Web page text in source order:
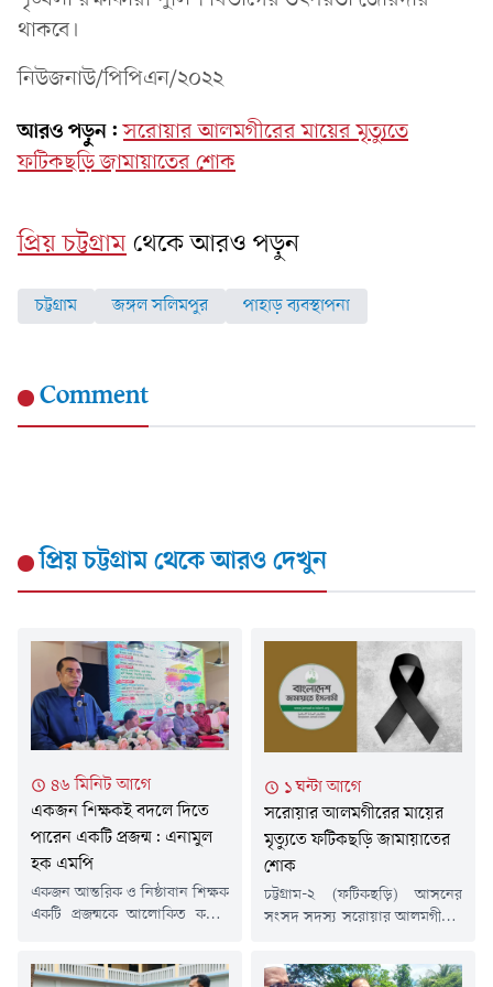
থাকবে।
নিউজনাউ/পিপিএন/২০২২
আরও পড়ুন: সরোয়ার আলমগীরের মায়ের মৃত্যুতে
ফটিকছড়ি জামায়াতের শোক
প্রিয় চট্টগ্রামথেকে আরও পড়ুন
চট্টগ্রাম জঙ্গল সলিমপুর পাহাড় ব্যবস্থাপনা
Comment
প্রিয় চট্টগ্রামথেকে আরও দেখুন
৪৬ মিনিট আগে
একজন শিক্ষকই বদলে দিতে
পারেন একটি প্রজন্ম: এনামুল
হক এমপি
একজন আন্তরিক ও নিষ্ঠাবান শিক্ষক
একটি প্রজন্মকে আলোকিত করতে
চট্টগ্রাম-১২ (পটিয়া) আসনের
সংসদ সদস্য মোহাম্মদ এনামুল হক
১ ঘন্টা আগে
সরোয়ার আলমগীরের মায়ের
মৃত্যুতে ফটিকছড়ি জামায়াতের
শোক
চট্টগ্রাম-২ (ফটিকছড়ি) আসনের
সংসদ সদস্য সরোয়ার আলমগীরের
গভীর শোক ও সমবেদনা জানিয়েছে